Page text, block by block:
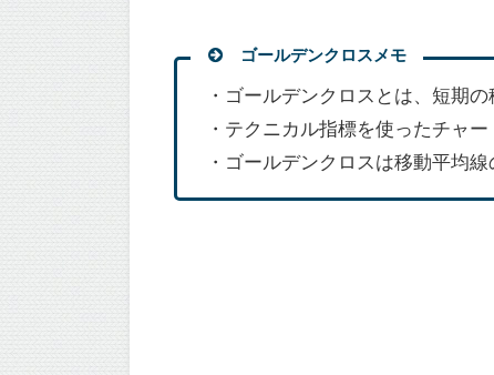
ゴールデンクロスメモ
・ゴールデンクロスとは、短期
・テクニカル指標を使ったチャ
・ゴールデンクロスは移動平均